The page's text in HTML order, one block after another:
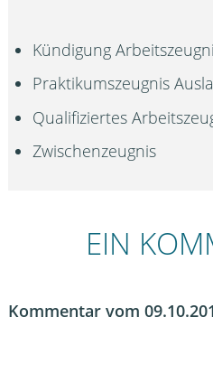
Kündigung
Praktikumszeugnis
Qualifiziertes
Zwischenzeugnis
EIN
Kommentar vom